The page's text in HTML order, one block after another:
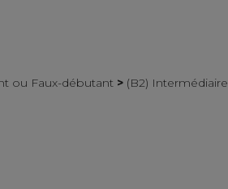
ou Faux-débutant >(B2) Intermédiaire